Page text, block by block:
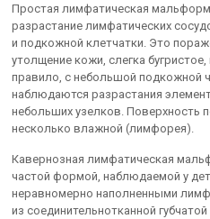
Простая лимфатическая
разрастание лимфатических
и подкожной клетчатки. Это
утолщение кожи, слегка
правило, с небольшой подкожной
наблюдаются разрастания
небольших узелков. Поверхность
несколько влажной (лимфорея).
Кавернозная лимфатическая
частой формой, наблюдаемой у
неравномерно наполненными
из соединительнотканной